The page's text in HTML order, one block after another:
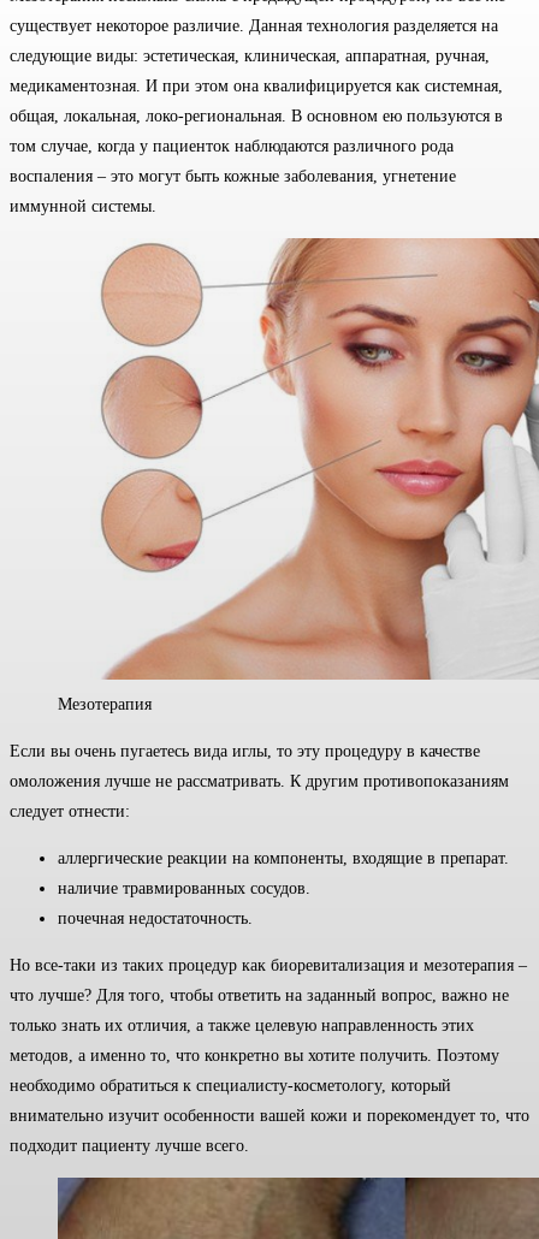
существует некоторое различие. Данная технология разделяется на
следующие виды: эстетическая, клиническая, аппаратная, ручная,
медикаментозная. И при этом она квалифицируется как системная,
общая, локальная, локо-региональная. В основном ею пользуются в
том случае, когда у пациенток наблюдаются различного рода
воспаления – это могут быть кожные заболевания, угнетение
иммунной системы.
Мезотерапия
Если вы очень пугаетесь вида иглы, то эту процедуру в качестве
омоложения лучше не рассматривать. К другим противопоказаниям
следует отнести:
аллергические реакции на компоненты, входящие в препарат.
наличие травмированных сосудов.
почечная недостаточность.
Но все-таки из таких процедур как биоревитализация и мезотерапия –
что лучше? Для того, чтобы ответить на заданный вопрос, важно не
только знать их отличия, а также целевую направленность этих
методов, а именно то, что конкретно вы хотите получить. Поэтому
необходимо обратиться к специалисту-косметологу, который
внимательно изучит особенности вашей кожи и порекомендует то, что
подходит пациенту лучше всего.